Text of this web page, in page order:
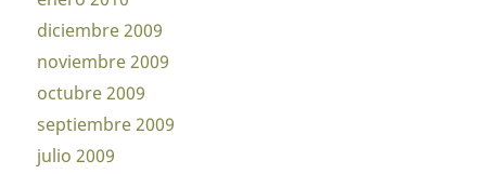
diciembre 2009
noviembre 2009
octubre 2009
septiembre 2009
julio 2009